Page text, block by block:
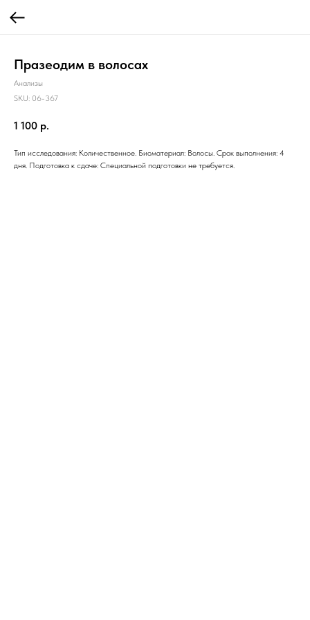
Празеодим в волосах
Анализы
SKU: 06-367
1 100 р.
Тип исследования: Количественное. Биоматериал: Волосы. Срок выполнения: 4
дня. Подготовка к сдаче: Специальной подготовки не требуется.